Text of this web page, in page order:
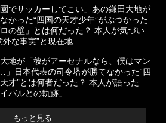
園でサッカーしてこい」あの鎌田大地が
かった“四国の天才少年”がぶつかった
ロの壁」とは何だった？ 本人が気づい
外な事実”と現在地
地が「彼がアーセナルなら、僕はマン
」日本代表の司令塔が勝てなかった“四
才”とは何者だった？ 本人が語った
イバルとの軌跡」
もっと見る